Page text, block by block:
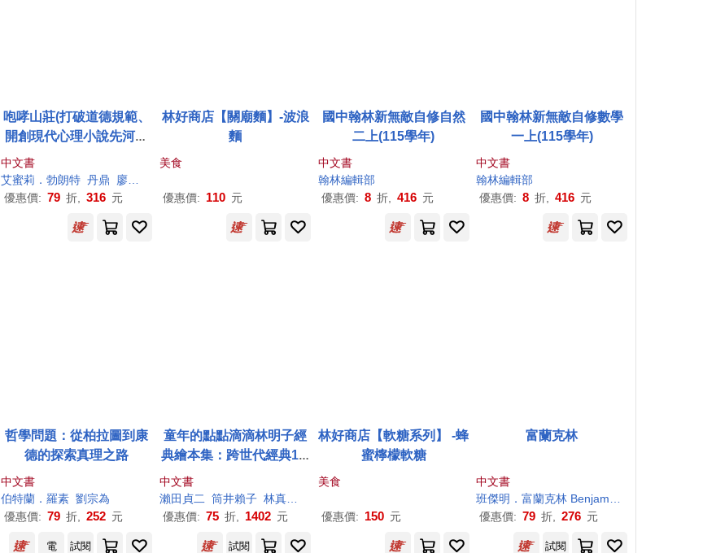
比約恩．納提科．林德布勞
咆哮山莊(打破道德規範、
開創現代心理小說先河的
英國文學三大悲劇之一)
中文書
艾蜜莉．勃朗特 丹鼎
廖素珊
優惠價: 79 折, 316 元
林好商店【關廟麵】-波浪
麵
美食
優惠價: 110 元
國中翰林新無敵自修自然
二上(115學年)
中文書
翰林編輯部
優惠價: 8 折, 416 元
國中翰林新無敵自修數學
一上(115學年)
中文書
翰林編輯部
優惠價: 8 折, 416 元
哲學問題：從柏拉圖到康
德的探索真理之路
中文書
伯特蘭．羅素 劉宗為
優惠價: 79 折, 252 元
童年的點點滴滴林明子經
典繪本集：跨世代經典1-5
中文書
瀨田貞二
筒井賴子 林真美
優惠價: 75 折, 1402 元
林好商店【軟糖系列】 -蜂
蜜檸檬軟糖
美食
優惠價: 150 元
富蘭克林
中文書
優惠價: 79 折, 276 元
電 試閱 試閱 試閱